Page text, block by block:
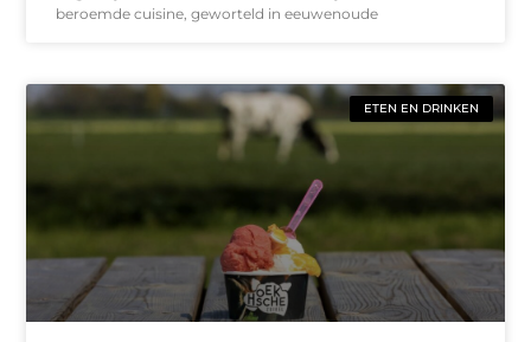
beroemde cuisine, geworteld in eeuwenoude
ETEN EN DRINKEN